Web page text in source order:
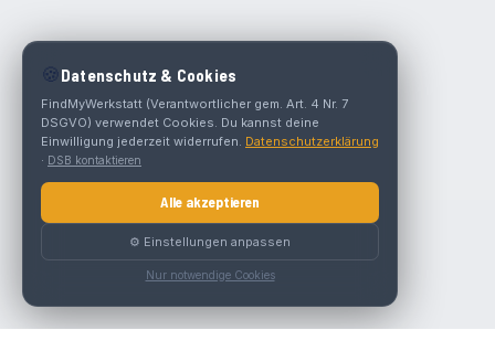
🍪 Datenschutz & Cookies
FindMyWerkstatt (Verantwortlicher gem. Art. 4 Nr. 7
DSGVO) verwendet Cookies. Du kannst deine
Einwilligung jederzeit widerrufen. Datenschutzerklärung
· DSB kontaktieren
Alle akzeptieren
⚙️ Einstellungen anpassen
Nur notwendige Cookies